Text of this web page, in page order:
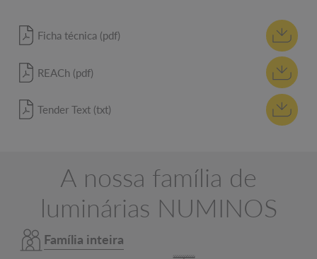
Ficha técnica (pdf)
REACh (pdf)
Tender Text (txt)
A nossa família de
luminárias NUMINOS
Família inteira